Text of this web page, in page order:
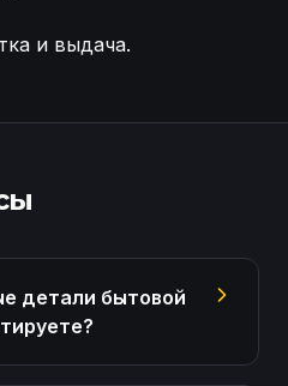
и выдача.
детали бытовой